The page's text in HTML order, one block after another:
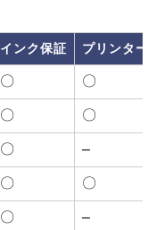
インク保証 プリンター
〇 〇
〇 〇
〇 –
〇 〇
〇 –